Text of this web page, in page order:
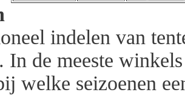
indelen van
In de meeste
welke seizoenen